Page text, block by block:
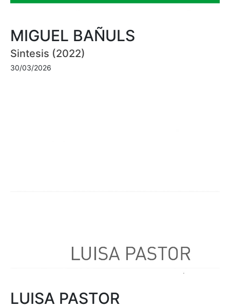
MIGUEL BAÑULS
Sintesis (2022)
30/03/2026
LUISA PASTOR